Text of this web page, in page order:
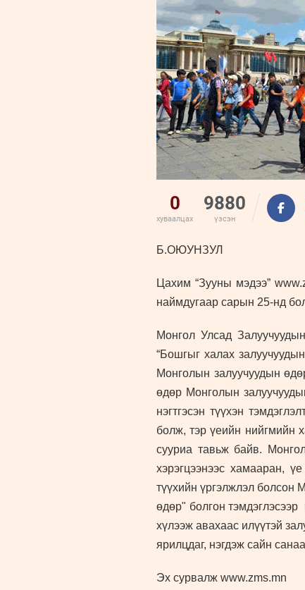
0
хуваалцах
9880
үзсэн
Б.ОЮУНЗУЛ
Цахим “Зууны мэдээ”
наймдугаар сарын 25-нд
Монгол Улсад
“Бошгыг халах
Монголын залуучуудын
өдөр Монголын
нэгтгэсэн түүхэн
болж, тэр үеийн нийгмийн
сууриа тавьж байв.
хэрэгцээнээс хамааран,
түүхийн үргэлжлэл
өдөр" болгон
хүлээж авахаас илүүтэй
ярилцдаг, нэгдэж сайн
Эх сурвалж